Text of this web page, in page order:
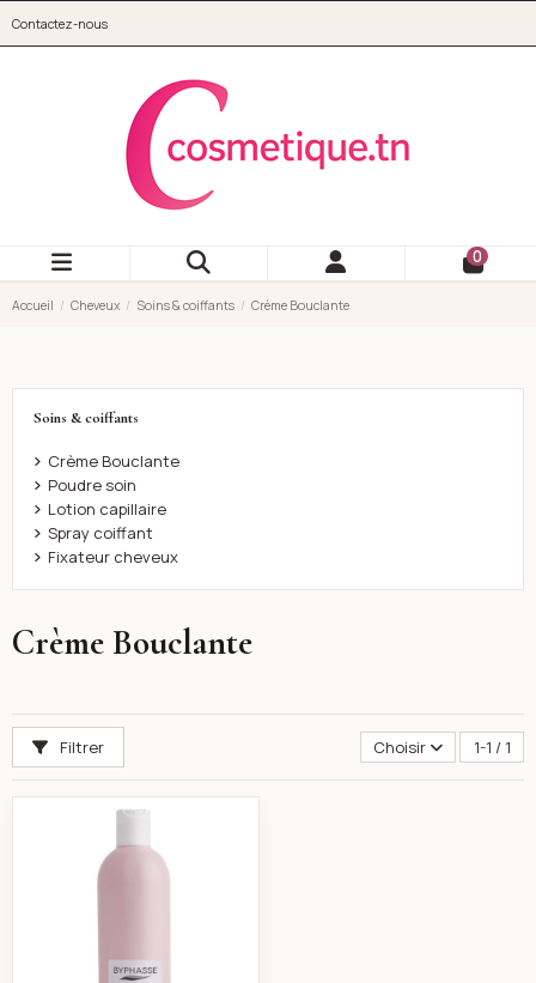
Contactez-nous
0
Accueil Cheveux Soins & coiffants Crème Bouclante
Crème Bouclante
Filtrer Choisir 1-1 / 1
Soins & coiffants
Crème Bouclante
Poudre soin
Lotion capillaire
Spray coiffant
Fixateur cheveux